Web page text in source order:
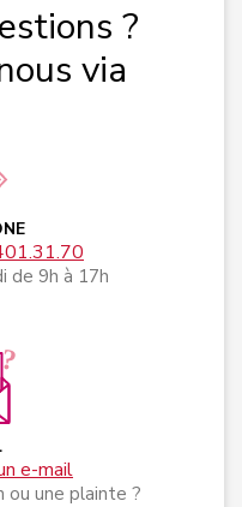
?
via
de 9h à 17h
e-mail
ou une plainte ?